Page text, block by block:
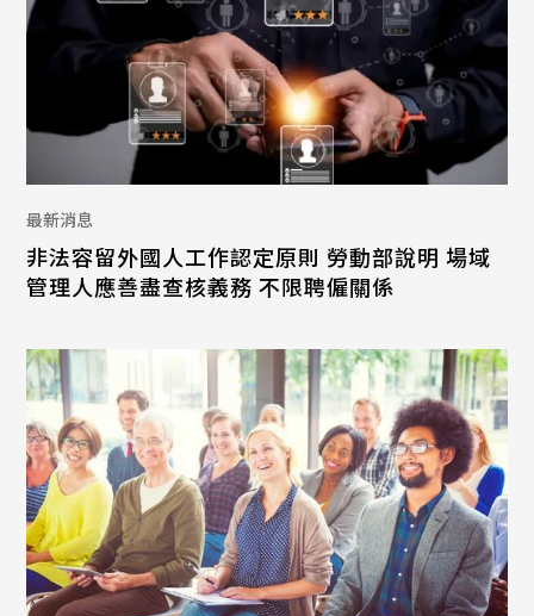
最新消息
非法容留外國人工作認定原則 勞動部說明 場域
管理人應善盡查核義務 不限聘僱關係